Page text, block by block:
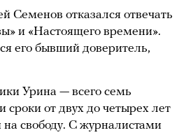
Семенов отказался отвечать
и «Настоящего времени».
его бывший доверитель,
Урина — всего семь
сроки от двух до четырех лет
свободу. С журналистами